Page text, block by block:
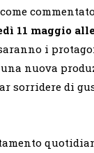
11 maggio
i
una nuova
sorridere di